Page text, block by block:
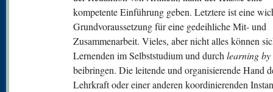
kompetente Einführung geben. Letztere ist eine
Grundvoraussetzung für eine gedeihliche Mit- und
Zusammenarbeit. Vieles, aber nicht alles können
Lernenden im Selbststudium und durch learning
beibringen. Die leitende und organisierende Hand
Lehrkraft oder einer anderen koordinierenden